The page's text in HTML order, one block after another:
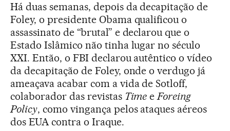
Há duas semanas, depois da decapitação de
Foley, o presidente Obama qualificou o
assassinato de “brutal” e declarou que o
Estado Islâmico não tinha lugar no século
XXI. Então, o FBI declarou autêntico o vídeo
da decapitação de Foley, onde o verdugo já
ameaçava acabar com a vida de Sotloff,
colaborador das revistas Time eForeing
Policy, como vingança pelos ataques aéreos
dos EUA contra o Iraque.